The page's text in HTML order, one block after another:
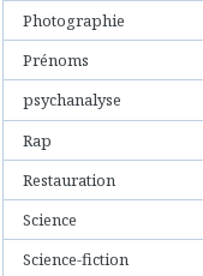
Photographie
Prénoms
psychanalyse
Rap
Restauration
Science
Science-fiction